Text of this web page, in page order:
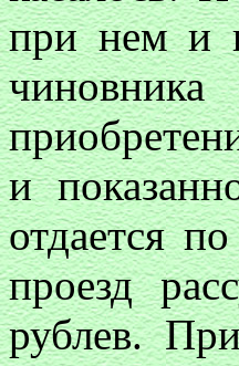
при нем и
и
отдается
проезд
рублев.